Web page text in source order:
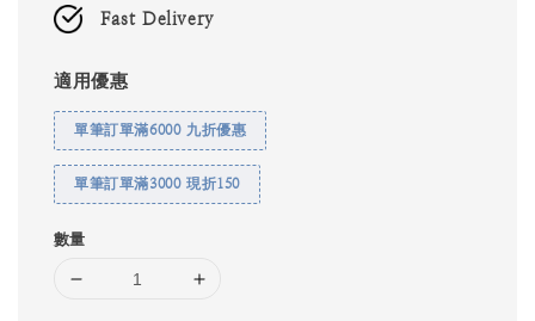
Fast Delivery
適用優惠
單筆訂單滿6000 九折優惠
單筆訂單滿3000 現折150
數量